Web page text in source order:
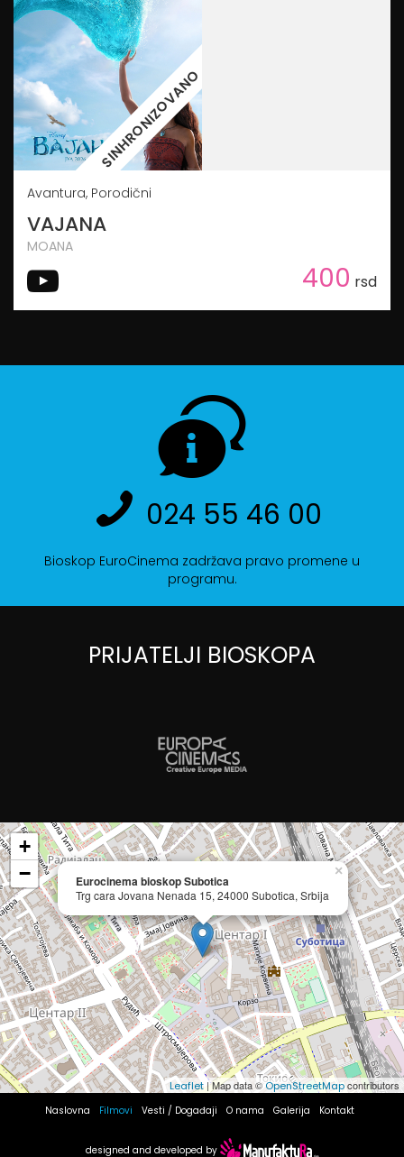
SINHRONIZOVANO
Avantura, Porodični
VAJANA
MOANA
400 rsd
024 55 46 00
Bioskop EuroCinema zadržava pravo promene u
programu.
PRIJATELJI BIOSKOPA
Eurocinema bioskop Subotica
Trg cara Jovana Nenada 15, 24000 Subotica, Srbija
×
+
−
Leaflet | Map data ©OpenStreetMapcontributors
Naslovna Filmovi Vesti / Događaji O nama Galerija Kontakt
designed and developed by